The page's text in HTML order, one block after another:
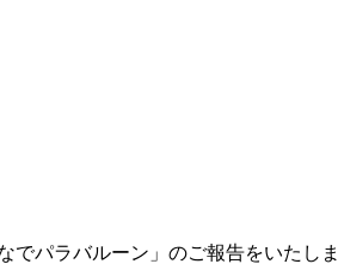
パラバルーン」のご報告をいたし